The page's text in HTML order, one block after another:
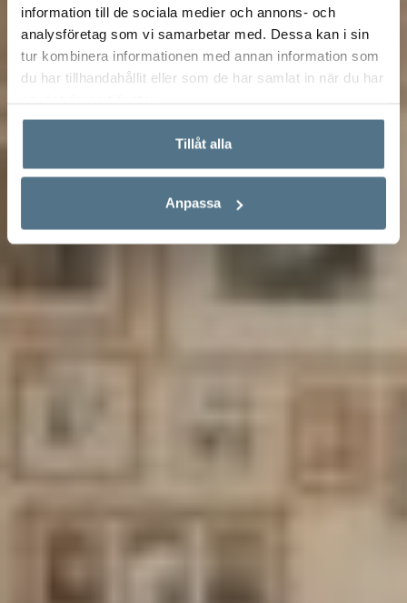
information till de sociala medier och annons- och
analysföretag som vi samarbetar med. Dessa kan i sin
tur kombinera informationen med annan information som
du har tillhandahållit eller som de har samlat in när du har
Tillåt alla
Anpassa